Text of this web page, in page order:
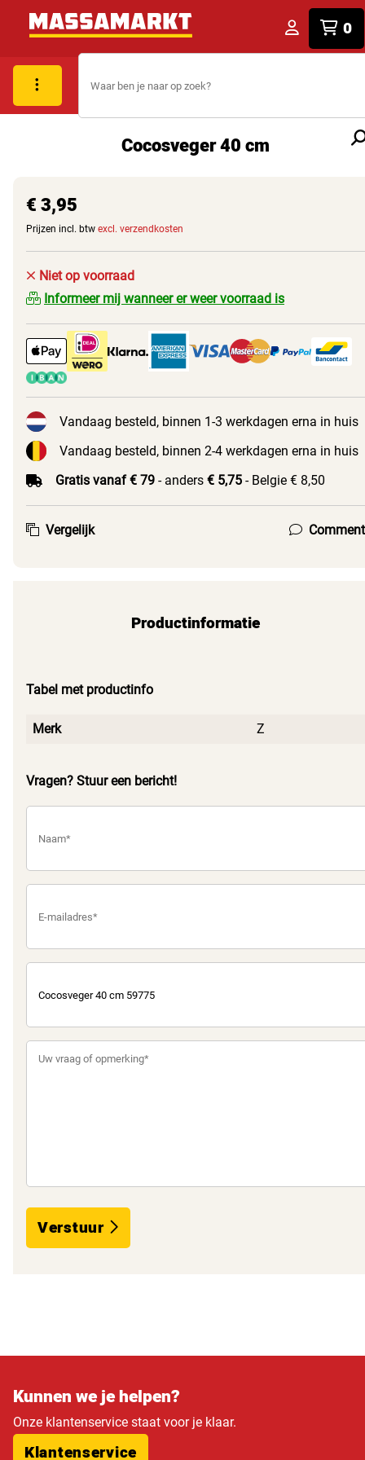
0
Cocosveger 40 cm
€ 3,95
Prijzen incl. btw excl. verzendkosten
Niet op voorraad
Informeer mij wanneer er weer voorraad is
Vandaag besteld, binnen 1-3 werkdagen erna in huis
Vandaag besteld, binnen 2-4 werkdagen erna in huis
Gratis vanaf € 79 - anders € 5,75 - Belgie € 8,50
Vergelijk Comment
Productinformatie
Tabel met productinfo
Merk Z
Vragen? Stuur een bericht!
Verstuur
Kunnen we je helpen?
Onze klantenservice staat voor je klaar.
Klantenservice